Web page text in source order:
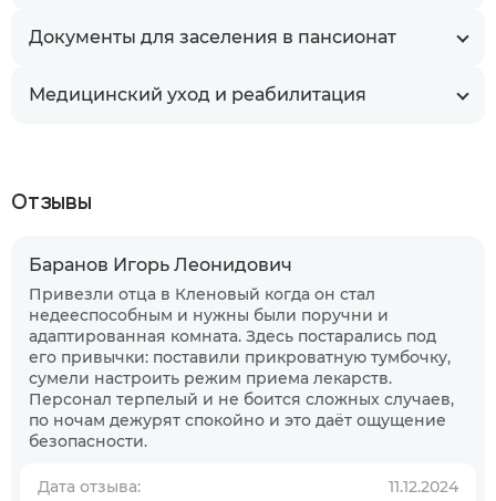
Документы для заселения в пансионат
Медицинский уход и реабилитация
Отзывы
Баранов Игорь Леонидович
Привезли отца в Кленовый когда он стал
недееспособным и нужны были поручни и
адаптированная комната. Здесь постарались под
его привычки: поставили прикроватную тумбочку,
сумели настроить режим приема лекарств.
Персонал терпелый и не боится сложных случаев,
по ночам дежурят спокойно и это даёт ощущение
безопасности.
Дата отзыва: 11.12.2024
пансионате?